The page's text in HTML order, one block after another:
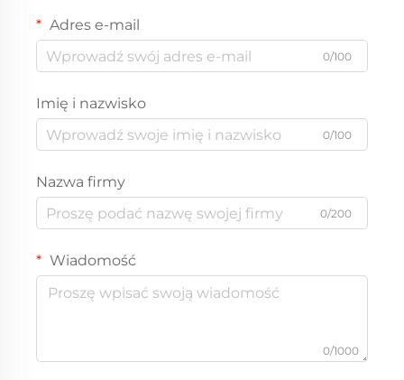
Adres e-mail
0/100
Imię i nazwisko
0/100
Nazwa firmy
0/200
Wiadomość
0/1000